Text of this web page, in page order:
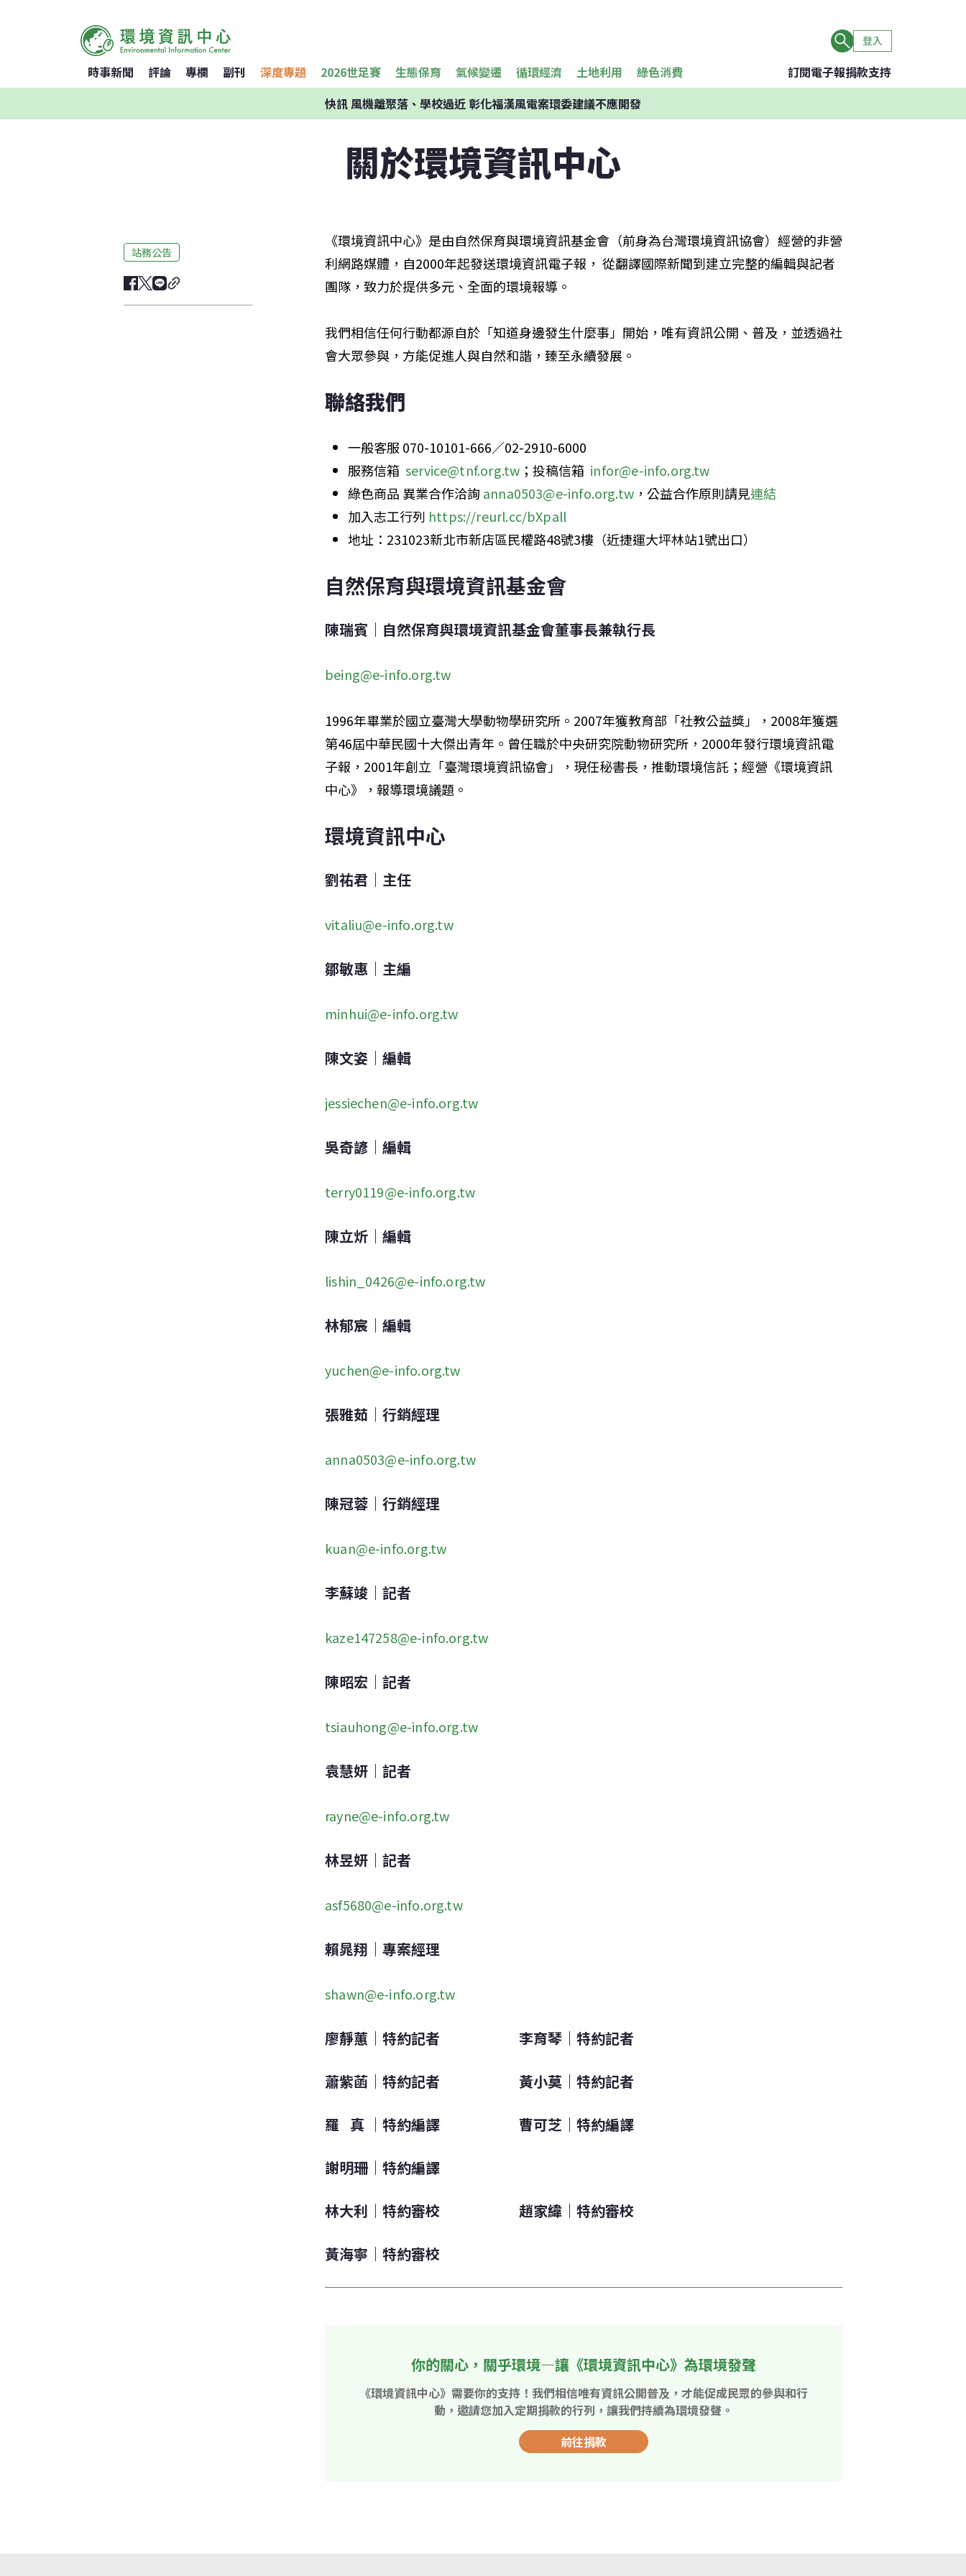
登入
時事新聞 評論 專欄 副刊 深度專題 2026世足賽 生態保育 氣候變遷 循環經濟 土地利用 綠色消費 訂閱電子報捐款支持
快訊風機離聚落、學校過近 彰化福漢風電案環委建議不應開發
關於環境資訊中心
站務公告
《環境資訊中心》是由自然保育與環境資訊基金會（前身為台灣環境資訊協會）經營的非營
利網路媒體，自2000年起發送環境資訊電子報， 從翻譯國際新聞到建立完整的編輯與記者
團隊，致力於提供多元、全面的環境報導。
我們相信任何行動都源自於「知道身邊發生什麼事」開始，唯有資訊公開、普及，並透過社
會大眾參與，方能促進人與自然和諧，臻至永續發展。
聯絡我們
一般客服 070-10101-666／02-2910-6000
服務信箱 service@tnf.org.tw ；投稿信箱 infor@e-info.org.tw
綠色商品 異業合作洽詢 anna0503@e-info.org.tw，公益合作原則請見連結
加入志工行列 https://reurl.cc/bXpall
地址：231023新北市新店區民權路48號3樓（近捷運大坪林站1號出口）
自然保育與環境資訊基金會
陳瑞賓｜自然保育與環境資訊基金會董事長兼執行長
being@e-info.org.tw
1996年畢業於國立臺灣大學動物學研究所。2007年獲教育部「社教公益獎」，2008年獲選
第46屆中華民國十大傑出青年。曾任職於中央研究院動物研究所，2000年發行環境資訊電
子報，2001年創立「臺灣環境資訊協會」，現任秘書長，推動環境信託；經營《環境資訊
中心》，報導環境議題。
環境資訊中心
劉祐君｜主任
vitaliu@e-info.org.tw
鄒敏惠｜主編
minhui@e-info.org.tw
陳文姿｜編輯
jessiechen@e-info.org.tw
吳奇諺｜編輯
terry0119@e-info.org.tw
陳立炘｜編輯
lishin_0426@e-info.org.tw
林郁宸｜編輯
yuchen@e-info.org.tw
張雅茹｜行銷經理
anna0503@e-info.org.tw
陳冠蓉｜行銷經理
kuan@e-info.org.tw
李蘇竣｜記者
kaze147258@e-info.org.tw
陳昭宏｜記者
tsiauhong@e-info.org.tw
袁慧妍｜記者
rayne@e-info.org.tw
林昱妍｜記者
asf5680@e-info.org.tw
賴晁翔｜專案經理
shawn@e-info.org.tw
廖靜蕙｜特約記者                      李育琴｜特約記者
蕭紫菡｜特約記者                      黃小莫｜特約記者
羅   真 ｜特約編譯                      曹可芝｜特約編譯
謝明珊｜特約編譯
林大利｜特約審校                      趙家緯｜特約審校
黃海寧｜特約審校
你的關心，關乎環境—讓《環境資訊中心》為環境發聲
《環境資訊中心》需要你的支持！我們相信唯有資訊公開普及，才能促成民眾的參與和行
動，邀請您加入定期捐款的行列，讓我們持續為環境發聲。
前往捐款